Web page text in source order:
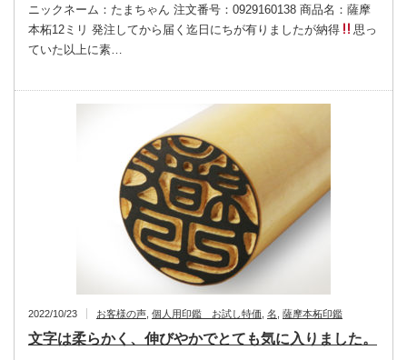
ニックネーム：たまちゃん 注文番号：0929160138 商品名：薩摩
本柘12ミリ 発注してから届く迄日にちが有りましたが納得
思っ
ていた以上に素…
2022/10/23 お客様の声 個人用印鑑 お試し特価 名 薩摩本柘印鑑
文字は柔らかく、伸びやかでとても気に入りました。